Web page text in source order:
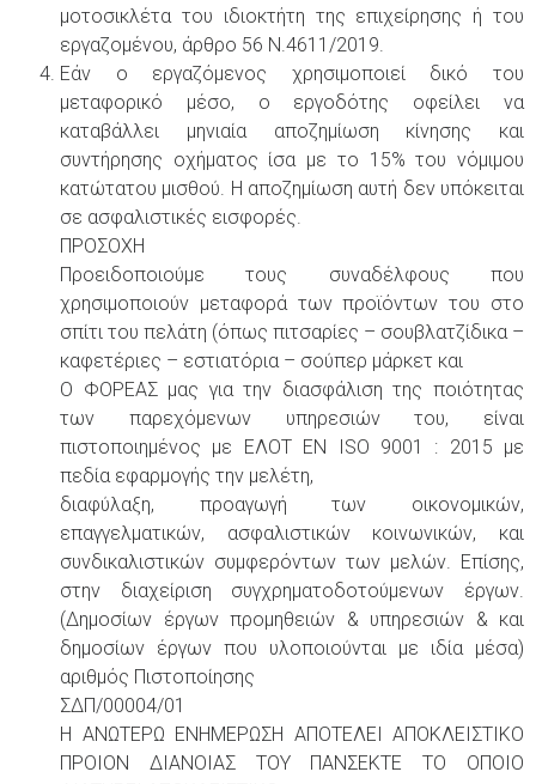
μοτοσικλέτα του ιδιοκτήτη της επιχείρησης ή του
εργαζομένου, άρθρο 56 Ν.4611/2019.
Εάν ο εργαζόμενος χρησιμοποιεί δικό του
μεταφορικό μέσο, ο εργοδότης οφείλει να
καταβάλλει μηνιαία αποζημίωση κίνησης και
συντήρησης οχήματος ίσα με το 15% του νόμιμου
κατώτατου μισθού. Η αποζημίωση αυτή δεν υπόκειται
σε ασφαλιστικές εισφορές.
ΠΡΟΣΟΧΗ
Προειδοποιούμε τους συναδέλφους που
χρησιμοποιούν μεταφορά των προϊόντων του στο
σπίτι του πελάτη (όπως πιτσαρίες – σουβλατζίδικα –
καφετέριες – εστιατόρια – σούπερ μάρκετ και
Ο ΦΟΡΕΑΣ μας για την διασφάλιση της ποιότητας
των παρεχόμενων υπηρεσιών του, είναι
πιστοποιημένος με ΕΛΟΤ ΕΝ ISO 9001 : 2015 με
πεδία εφαρμογής την μελέτη,
διαφύλαξη, προαγωγή των οικονομικών,
επαγγελματικών, ασφαλιστικών κοινωνικών, και
συνδικαλιστικών συμφερόντων των μελών. Επίσης,
στην διαχείριση συγχρηματοδοτούμενων έργων.
(Δημοσίων έργων προμηθειών & υπηρεσιών & και
δημοσίων έργων που υλοποιούνται με ιδία μέσα)
αριθμός Πιστοποίησης
ΣΔΠ/00004/01
Η ΑΝΩΤΕΡΩ ΕΝΗΜΕΡΩΣΗ ΑΠΟΤΕΛΕΙ ΑΠΟΚΛΕΙΣΤΙΚΟ
ΠΡΟΙΟΝ ΔΙΑΝΟΙΑΣ ΤΟΥ ΠΑΝΣΕΚΤΕ ΤΟ ΟΠΟΙΟ